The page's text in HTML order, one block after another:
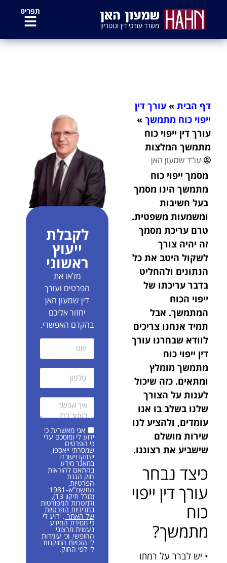
תפריט
דף הבית »עורך דין
ייפוי כוח מתמשך »
עורך דין ייפוי כוח
מתמשך המלצות
עו"ד שמעון האן
מסמך ייפוי כוח
מתמשך הינו מסמך
בעל חשיבות
ומשמעות משפטית.
טרם עריכת מסמך
זה יהיה צורך
לשקול היטב את כל
הנתונים ולהחליט
בדבר עריכתו של
ייפוי הכוח
המתמשך. אבל
תמיד אנחנו צריכים
לוודא שבחרנו עורך
דין ייפוי כוח
מתמשך מומלץ
ומתאים. כזה שיכול
לענות על הצורך
שלנו בשלב בו אנו
עומדים, ולהציע לנו
שירות מושלם
שישביע את רצוננו.
כיצד נבחר
עורך דין ייפוי
כוח
מתמשך?
• יש לברר על רמתו
לקבלת
ייעוץ
ראשוני
מלאו את
הפרטים ועורך
דין שמעון האן
יחזור אליכם
בהקדם האפשרי.
אני מאשר/ת כי
ידוע לי ומוסכם עלי
כי הפרטים
שמסרתי ייאספו,
יוחזקו ויעובדו
במאגר מידע
בהתאם להוראות
חוק הגנת
הפרטיות,
התשמ"א–1981
(כולל תיקון 13),
ולמטרות המפורטות
במדיניות הפרטיות
של האתר. ידוע לי
כי מסירת המידע
נעשית מרצוני
החופשי, וכי עומדות
לי הזכויות המוקנות
לי לפי החוק.